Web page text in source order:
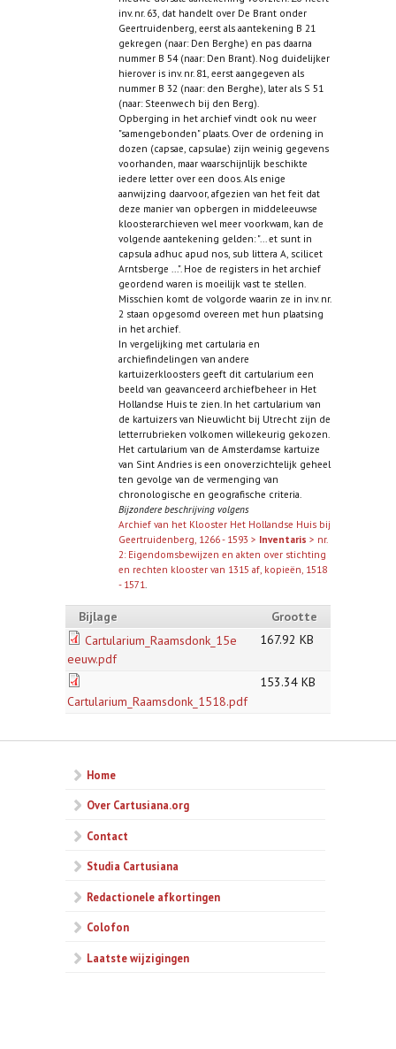
inv. nr. 63, dat handelt over De Brant onder
Geertruidenberg, eerst als aantekening B 21
gekregen (naar: Den Berghe) en pas daarna
nummer B 54 (naar: Den Brant). Nog duidelijker
hierover is inv. nr. 81, eerst aangegeven als
nummer B 32 (naar: den Berghe), later als S 51
(naar: Steenwech bij den Berg).
Opberging in het archief vindt ook nu weer
"samengebonden" plaats. Over de ordening in
dozen (capsae, capsulae) zijn weinig gegevens
voorhanden, maar waarschijnlijk beschikte
iedere letter over een doos. Als enige
aanwijzing daarvoor, afgezien van het feit dat
deze manier van opbergen in middeleeuwse
kloosterarchieven wel meer voorkwam, kan de
volgende aantekening gelden: "... et sunt in
capsula adhuc apud nos, sub littera A, scilicet
Arntsberge ...". Hoe de registers in het archief
geordend waren is moeilijk vast te stellen.
Misschien komt de volgorde waarin ze in inv. nr.
2 staan opgesomd overeen met hun plaatsing
in het archief.
In vergelijking met cartularia en
archiefindelingen van andere
kartuizerkloosters geeft dit cartularium een
beeld van geavanceerd archiefbeheer in Het
Hollandse Huis te zien. In het cartularium van
de kartuizers van Nieuwlicht bij Utrecht zijn de
letterrubrieken volkomen willekeurig gekozen.
Het cartularium van de Amsterdamse kartuize
van Sint Andries is een onoverzichtelijk geheel
ten gevolge van de vermenging van
chronologische en geografische criteria.
Bijzondere beschrijving volgens
Archief van het Klooster Het Hollandse Huis bij
Geertruidenberg, 1266 - 1593 > Inventaris > nr.
2: Eigendomsbewijzen en akten over stichting
en rechten klooster van 1315 af, kopieën, 1518
- 1571
Bijlage
Grootte
Cartularium_Raamsdonk_15e
eeuw.pdf
167.92 KB
Cartularium_Raamsdonk_1518.pdf
153.34 KB
Home
Over Cartusiana.org
Contact
Studia Cartusiana
Redactionele afkortingen
Colofon
Laatste wijzigingen